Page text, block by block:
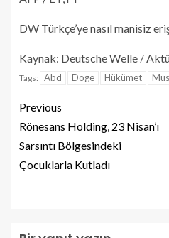
DW Türkçe’ye nasıl manisiz
Kaynak: Deutsche Welle /
Tags: Abd Doge Hükümet
Previous
Rönesans Holding, 23 Nisan’ı
Sarsıntı Bölgesindeki
Çocuklarla Kutladı